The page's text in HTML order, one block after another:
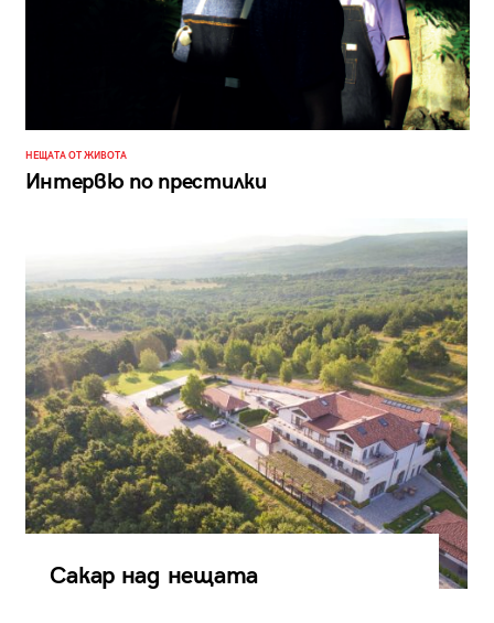
НЕЩАТА ОТ ЖИВОТА
Интервю по престилки
Сакар над нещата